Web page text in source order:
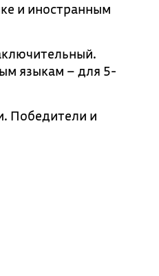
и иностранным
языкам – для 5-
Победители и